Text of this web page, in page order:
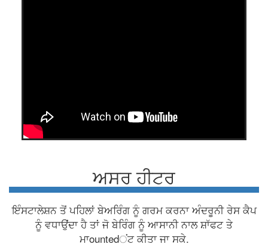
ਅਸਰ ਹੀਟਰ
ਇੰਸਟਾਲੇਸ਼ਨ ਤੋਂ ਪਹਿਲਾਂ ਬੇਅਰਿੰਗ ਨੂੰ ਗਰਮ ਕਰਨਾ ਅੰਦਰੂਨੀ ਰੇਸ ਕੈਪ
ਨੂੰ ਵਧਾਉਂਦਾ ਹੈ ਤਾਂ ਜੋ ਬੇਰਿੰਗ ਨੂੰ ਆਸਾਨੀ ਨਾਲ ਸ਼ਾੱਫਟ ਤੇ
ਮਾountedਂਟ ਕੀਤਾ ਜਾ ਸਕੇ.